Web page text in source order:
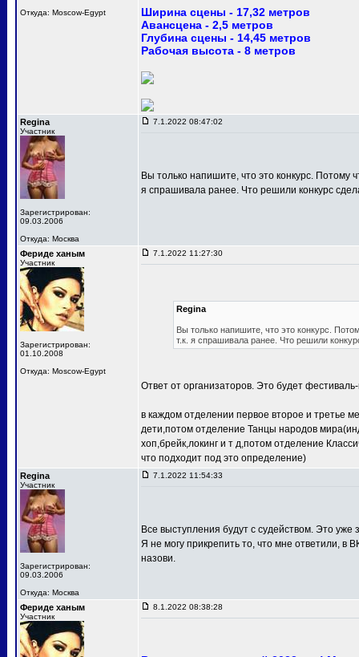
Откуда: Moscow-Egypt
Ширина сцены - 17,32 метров
Авансцена - 2,5 метров
Глубина сцены - 14,45 метров
Рабочая высота - 8 метров
Regina
Участник
Зарегистрирован:
09.03.2006
Откуда: Москва
7.1.2022 08:47:02
Вы только напишите, что это конкурс. Потому
я спрашивала ранее. Что решили конкурс
Фериде ханым
Участник
Зарегистрирован:
01.10.2008
Откуда: Moscow-Egypt
7.1.2022 11:27:30
Regina
Вы только напишите, что это конкурс.
т.к. я спрашивала ранее. Что решили
Ответ от организаторов. Это будет фестиваль-
в каждом отделении первое второе и третье
дети,потом отделение Танцы народов
хоп,брейк,локинг и т д,потом отделение
что подходит под это определение)
Regina
Участник
Зарегистрирован:
09.03.2006
Откуда: Москва
7.1.2022 11:54:33
Все выступления будут с судейством. Это уже
Я не могу прикрепить то, что мне ответили, в
назови.
Фериде ханым
Участник
8.1.2022 08:38:28